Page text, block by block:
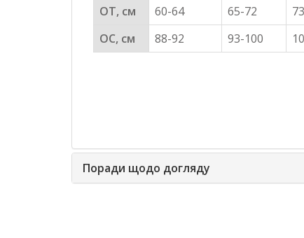
ОТ, см
60-64 65-72
ОС, см
88-92 93-100
Поради щодо догляду